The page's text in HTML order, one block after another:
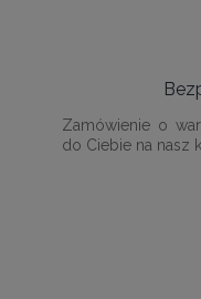
Zamówienie o
do Ciebie na nasz